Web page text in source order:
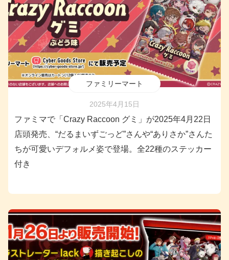
ファミリーマート
2025年4月15日
ファミマで「Crazy Raccoon グミ」が2025年4月22日
店頭発売、“だるまいずごっど”さんや“ありさか”さんた
ちが可愛いデフォルメ姿で登場。全22種のステッカー
付き